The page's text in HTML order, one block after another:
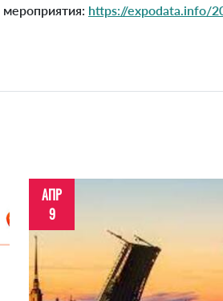
https://expodata.info/
АПР
9